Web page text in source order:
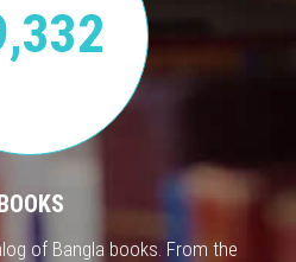
of Bangla books. From the